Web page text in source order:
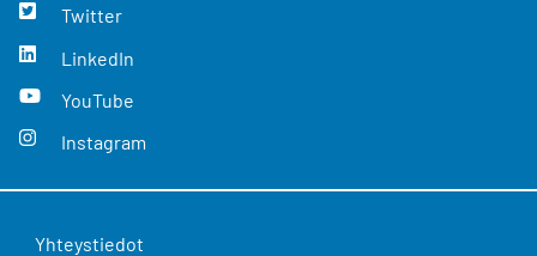
Twitter
LinkedIn
YouTube
Instagram
Yhteystiedot